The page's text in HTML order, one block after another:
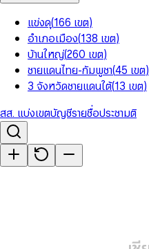
แข่งดุ(166 เขต)
อำเภอเมือง(138 เขต)
บ้านใหญ่(260 เขต)
ชายแดนไทย-กัมพูชา(45 เขต)
3 จังหวัดชายแดนใต้(13 เขต)
สส. แบ่งเขตบัญชีรายชื่อประชามติ